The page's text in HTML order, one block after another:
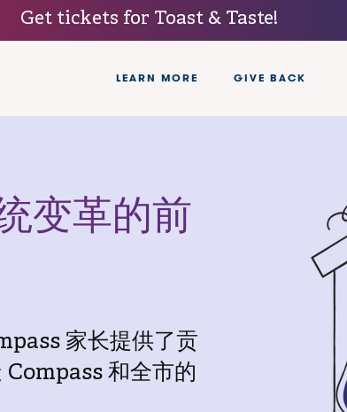
Get tickets for Toast & Taste!
LEARN MORE GIVE BACK
变革的前
家长提供了贡
和全市的